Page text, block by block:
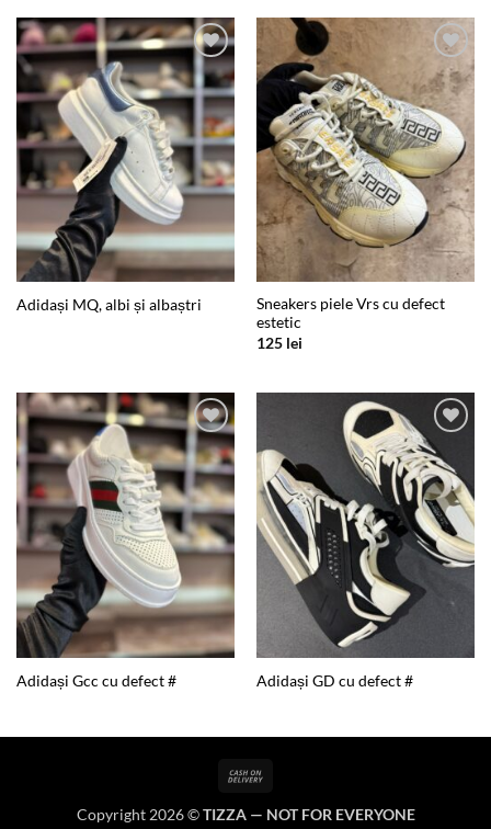
Add to
wishlist
Adidași MQ, albi și albaștri
Add to
wishlist
Sneakers piele Vrs cu defect
estetic
125 lei
Add to
wishlist
Adidași Gcc cu defect #
Add to
wishlist
Adidași GD cu defect #
Delivery
Copyright 2026 ©TIZZA — NOT FOR EVERYONE